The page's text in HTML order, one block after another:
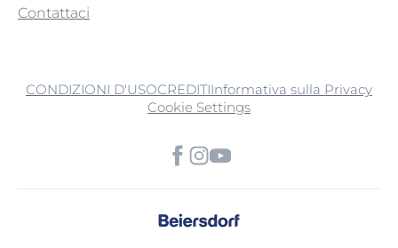
Contattaci
CONDIZIONI D'USOCREDITIInformativa sulla Privacy
Cookie Settings